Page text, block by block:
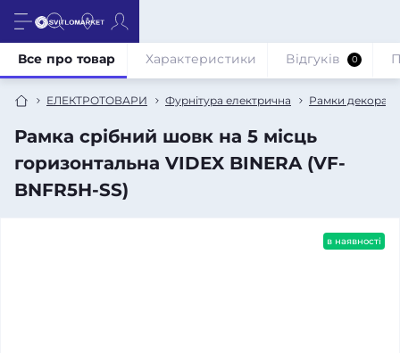
ЕЛЕКТРОТОВАРИ Фурнітура електрична Рамки
Рамка срібний шовк на 5 місць
горизонтальна VIDEX BINERA (VF-
BNFR5H-SS)
Все про товар Характеристики Відгуків 0
в наявності